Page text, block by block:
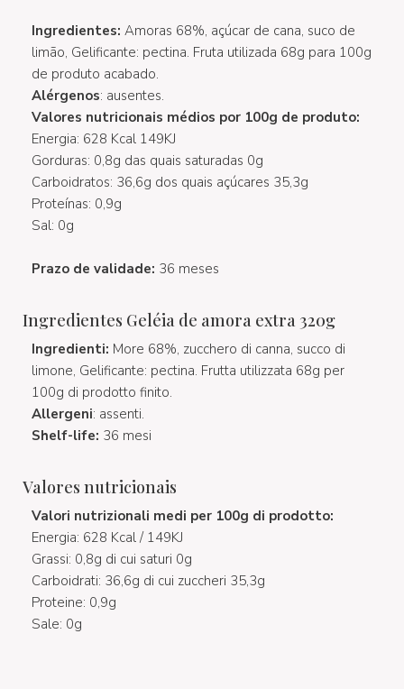
Ingredientes: Amoras 68%, açúcar de cana, suco de
limão, Gelificante: pectina. Fruta utilizada 68g para 100g
de produto acabado.
Alérgenos: ausentes.
Valores nutricionais médios por 100g de produto:
Energia: 628 Kcal 149KJ
Gorduras: 0,8g das quais saturadas 0g
Carboidratos: 36,6g dos quais açúcares 35,3g
Proteínas: 0,9g
Sal: 0g
Prazo de validade: 36 meses
Ingredientes Geléia de amora extra 320g
Ingredienti: More 68%, zucchero di canna, succo di
limone, Gelificante: pectina. Frutta utilizzata 68g per
100g di prodotto finito.
Allergeni: assenti.
Shelf-life: 36 mesi
Valores nutricionais
Valori nutrizionali medi per 100g di prodotto:
Energia: 628 Kcal / 149KJ
Grassi: 0,8g di cui saturi 0g
Carboidrati: 36,6g di cui zuccheri 35,3g
Proteine: 0,9g
Sale: 0g